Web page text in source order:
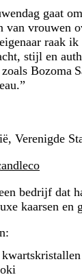
gaat
van vrouwen
raak ik
stijl en
Bozoma
Verenigde
bedrijf dat
kaarsen en